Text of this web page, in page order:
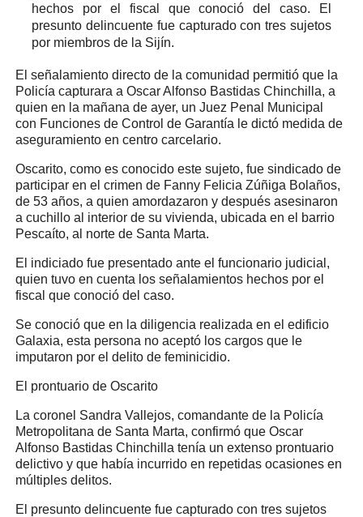
hechos por el fiscal que conoció del caso. El
presunto delincuente fue capturado con tres sujetos
por miembros de la Sijín.
El señalamiento directo de la comunidad permitió que la
Policía capturara a Oscar Alfonso Bastidas Chinchilla, a
quien en la mañana de ayer, un Juez Penal Municipal
con Funciones de Control de Garantía le dictó medida de
aseguramiento en centro carcelario.
Oscarito, como es conocido este sujeto, fue sindicado de
participar en el crimen de Fanny Felicia Zúñiga Bolaños,
de 53 años, a quien amordazaron y después asesinaron
a cuchillo al interior de su vivienda, ubicada en el barrio
Pescaíto, al norte de Santa Marta.
El indiciado fue presentado ante el funcionario judicial,
quien tuvo en cuenta los señalamientos hechos por el
fiscal que conoció del caso.
Se conoció que en la diligencia realizada en el edificio
Galaxia, esta persona no aceptó los cargos que le
imputaron por el delito de feminicidio.
El prontuario de Oscarito
La coronel Sandra Vallejos, comandante de la Policía
Metropolitana de Santa Marta, confirmó que Oscar
Alfonso Bastidas Chinchilla tenía un extenso prontuario
delictivo y que había incurrido en repetidas ocasiones en
múltiples delitos.
El presunto delincuente fue capturado con tres sujetos